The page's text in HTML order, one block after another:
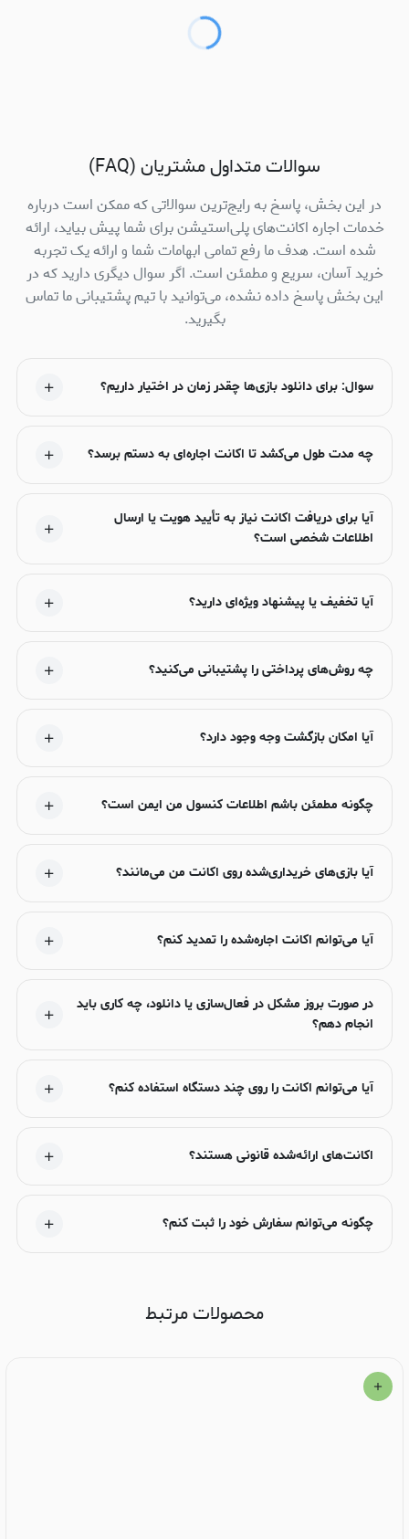
سوالات متداول مشتریان (FAQ)
در این بخش، پاسخ به رایج‌ترین سوالاتی که ممکن است درباره
خدمات اجاره اکانت‌های پلی‌استیشن برای شما پیش بیاید، ارائه
شده است. هدف ما رفع تمامی ابهامات شما و ارائه یک تجربه
خرید آسان، سریع و مطمئن است. اگر سوال دیگری دارید که در
این بخش پاسخ داده نشده، می‌توانید با تیم پشتیبانی ما تماس
بگیرید.
سوال: برای دانلود بازی‌ها چقدر زمان در اختیار داریم؟
چه مدت طول می‌کشد تا اکانت اجاره‌ای به دستم برسد؟
آیا برای دریافت اکانت نیاز به تأیید هویت یا ارسال
اطلاعات شخصی است؟
آیا تخفیف یا پیشنهاد ویژه‌ای دارید؟
چه روش‌های پرداختی را پشتیبانی می‌کنید؟
آیا امکان بازگشت وجه وجود دارد؟
چگونه مطمئن باشم اطلاعات کنسول من ایمن است؟
آیا بازی‌های خریداری‌شده روی اکانت من می‌مانند؟
آیا می‌توانم اکانت اجاره‌شده را تمدید کنم؟
در صورت بروز مشکل در فعال‌سازی یا دانلود، چه کاری باید
انجام دهم؟
آیا می‌توانم اکانت را روی چند دستگاه استفاده کنم؟
اکانت‌های ارائه‌شده قانونی هستند؟
چگونه می‌توانم سفارش خود را ثبت کنم؟
محصولات مرتبط